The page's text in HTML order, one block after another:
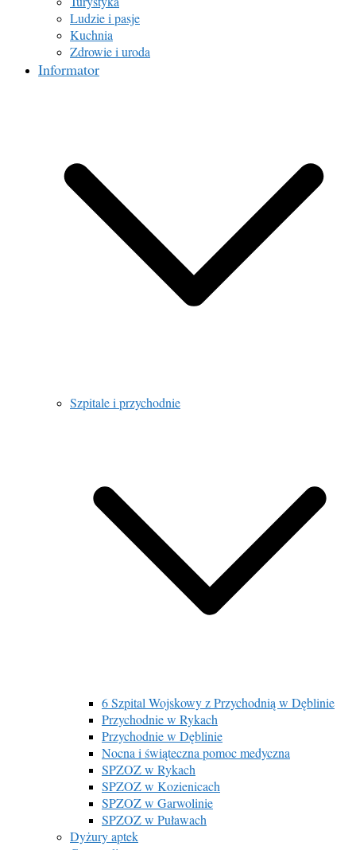
Ludzie i pasje
Kuchnia
Zdrowie i uroda
Informator
Szpitale i przychodnie
6 Szpital Wojskowy z Przychodnią w Dęblinie
Przychodnie w Rykach
Przychodnie w Dęblinie
Nocna i świąteczna pomoc medyczna
SPZOZ w Rykach
SPZOZ w Kozienicach
SPZOZ w Garwolinie
SPZOZ w Puławach
Dyżury aptek